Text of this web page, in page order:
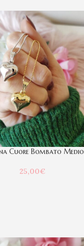
Cuore Bombato Medio
25,00€